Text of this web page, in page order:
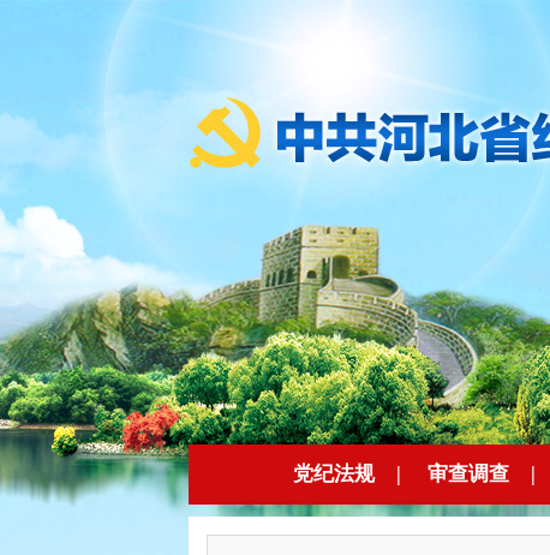
党纪法规 | 审查调查 |